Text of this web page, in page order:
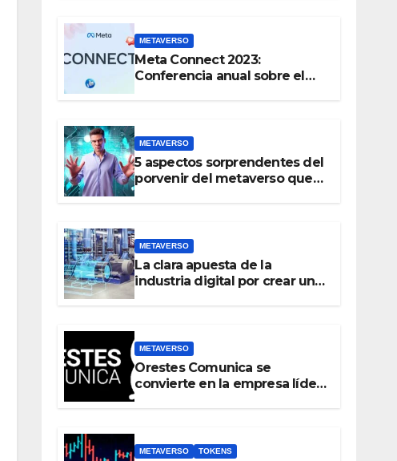
METAVERSO
Meta Connect 2023:
Conferencia anual sobre el
METAVERSO
5 aspectos sorprendentes del
porvenir del metaverso que
METAVERSO
La clara apuesta de la
industria digital por crear un
METAVERSO
Orestes Comunica se
convierte en la empresa líder
METAVERSO TOKENS